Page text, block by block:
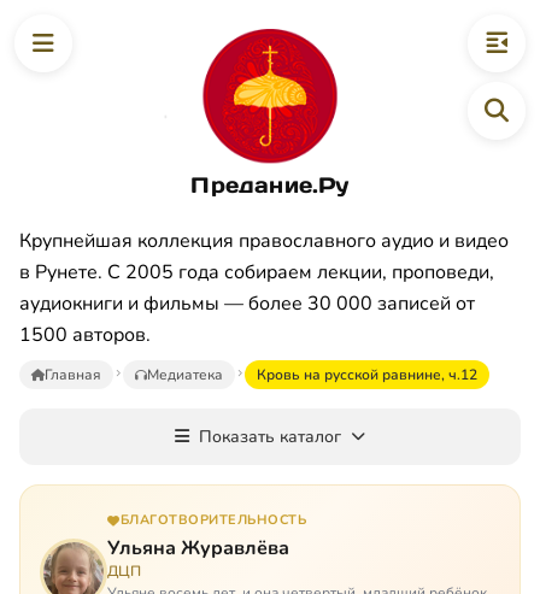
Предание.Ру
Крупнейшая коллекция православного аудио и видео
в Рунете. С 2005 года собираем лекции, проповеди,
аудиокниги и фильмы — более 30 000 записей от
1500 авторов.
Главная Медиатека Кровь на русской равнине, ч.12
Показать каталог
БЛАГОТВОРИТЕЛЬНОСТЬ
Ульяна Журавлёва
ДЦП